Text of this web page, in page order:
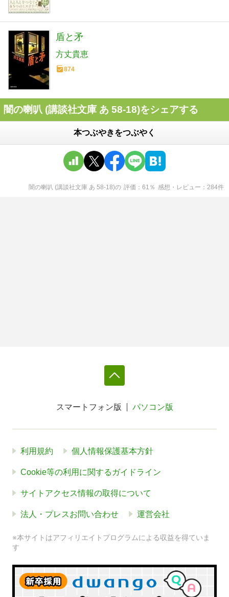
盾と矛
方丈貴恵
874
闇の喇叭 (講談社文庫 あ 58-18)をシェアする
本つぶやきをつぶやく
闇の喇叭 (講談社文庫 あ 58-18)の 評価 61 ％ 感想・レビュー 284件
スマートフォン版 パソコン版
利用規約 個人情報保護基本方針
Cookie等の利用に関するガイドライン
サイトアクセス情報の取得について
法人・プレスお問い合わせ 運営会社
※本サイトはアフィリエイトプログラムによる収益を得ていま
す